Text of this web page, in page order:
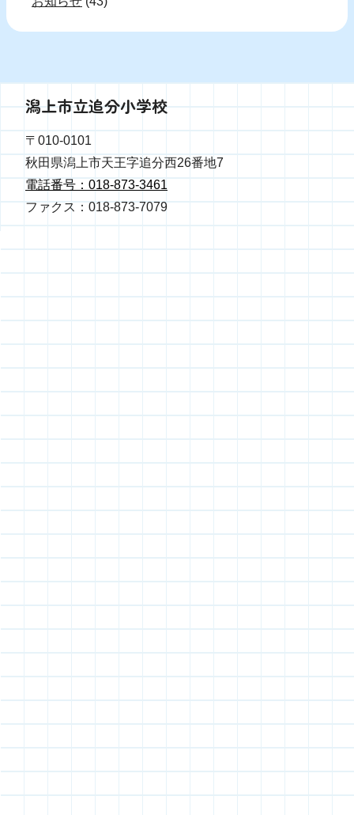
潟上市立追分小学校
〒010-0101
秋田県潟上市天王字追分西26番地7
電話番号：018-873-3461
ファクス：018-873-7079